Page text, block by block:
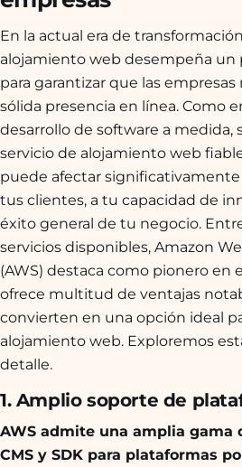
En la actual era de
alojamiento web desempeña un
para garantizar que las
sólida presencia en línea. Como
desarrollo de software a medida,
servicio de alojamiento web
puede afectar significativamente
tus clientes, a tu capacidad de
éxito general de tu negocio.
servicios disponibles, Amazon
(AWS) destaca como pionero en
ofrece multitud de ventajas
convierten en una opción ideal
alojamiento web. Exploremos
detalle.
1. Amplio soporte de
AWS admite una amplia gama
CMS y SDK para plataformas